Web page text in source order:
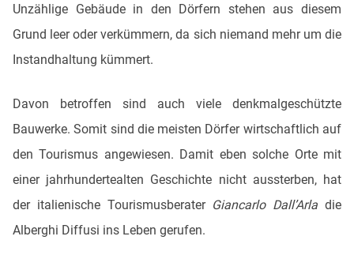
Unzählige Gebäude in den Dörfern stehen aus diesem
Grund leer oder verkümmern, da sich niemand mehr um die
Instandhaltung kümmert.
Davon betroffen sind auch viele denkmalgeschützte
Bauwerke. Somit sind die meisten Dörfer wirtschaftlich auf
den Tourismus angewiesen. Damit eben solche Orte mit
einer jahrhundertealten Geschichte nicht aussterben, hat
der italienische Tourismusberater Giancarlo Dall’Arla die
Alberghi Diffusi ins Leben gerufen.